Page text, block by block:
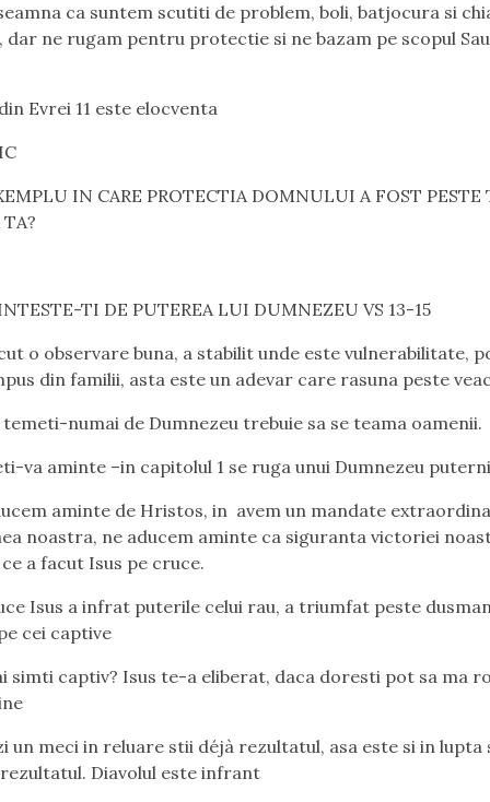
ca suntem scutiti de problem, boli, batjocura si
ne rugam pentru protectie si ne bazam pe scopul Sau
Evrei 11 este elocventa
IN CARE PROTECTIA DOMNULUI A FOST PESTE
TI DE PUTEREA LUI DUMNEZEU VS 13-15
o observare buna, a stabilit unde este vulnerabilitate,
din familii, asta este un adevar care rasuna peste
numai de Dumnezeu trebuie sa se teama oamenii.
va aminte –in capitolul 1 se ruga unui Dumnezeu
aminte de Hristos, in avem un mandate
noastra, ne aducem aminte ca siguranta victoriei
a facut Isus pe cruce.
Isus a infrat puterile celui rau, a triumfat peste
cei captive
simti captiv? Isus te-a eliberat, daca doresti pot sa ma
un meci in reluare stii déjà rezultatul, asa este si in lupta
Diavolul este infrant